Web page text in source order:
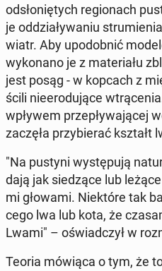
od­sło­nię­tych re­gio­nach
je od­dzia­ły­wa­niu
wiatr. Aby upodob­nić
wy­ko­na­no je z ma­te­ria­łu
jest posąg - w kopcach z
ści­li nie­ero­du­ją­ce
wpływem prze­pły­wa­ją­cej
zaczęła przy­bie­rać kształt
"Na pustyni wy­stę­pu­ją
da­ją jak sie­dzą­ce lub
mi głowami. Nie­któ­re tak
ce­go lwa lub kota, że
Lwami" – oświad­czył w
Teoria mówiąca o tym, że